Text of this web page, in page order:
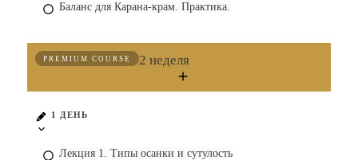
Баланс для Карана-крам. Практика.
PREMIUM COURSE 2 неделя
1 ДЕНЬ
Лекция 1. Типы осанки и сутулость